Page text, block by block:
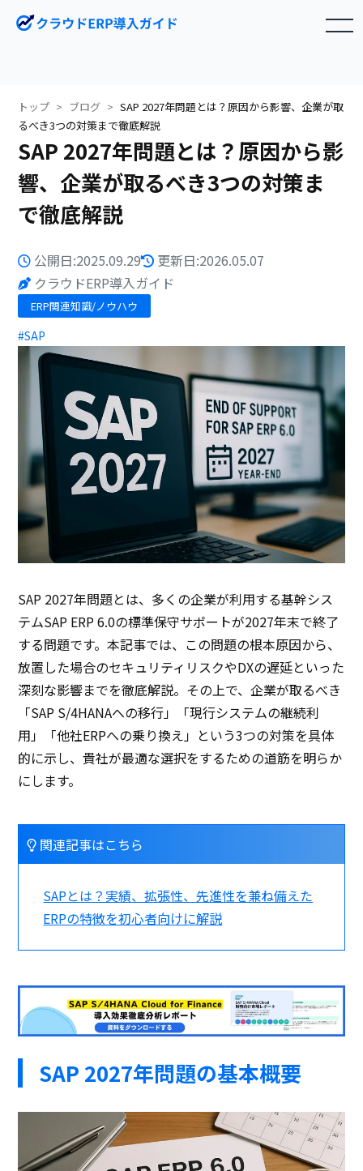
toggle navigation
トップ ブログ
SAP 2027年問題とは？原因から影響、企業が取
るべき3つの対策まで徹底解説
SAP 2027年問題とは？原因から影
響、企業が取るべき3つの対策ま
で徹底解説
ERP関連知識/ノウハウ
公開日:2025.09.29
更新日:2026.05.07
クラウドERP導入ガイド
#SAP
SAP 2027年問題とは、多くの企業が利用する基幹シス
テムSAP ERP 6.0の標準保守サポートが2027年末で終了
する問題です。本記事では、この問題の根本原因から、
放置した場合のセキュリティリスクやDXの遅延といった
深刻な影響までを徹底解説。その上で、企業が取るべき
「SAP S/4HANAへの移行」「現行システムの継続利
用」「他社ERPへの乗り換え」という3つの対策を具体
的に示し、貴社が最適な選択をするための道筋を明らか
にします。
関連記事はこちら
SAPとは？実績、拡張性、先進性を兼ね備えた
ERPの特徴を初心者向けに解説
SAP 2027年問題の基本概要